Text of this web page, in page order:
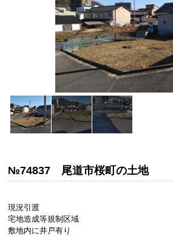
№74837 尾道市桜町の土地
現況引渡
宅地造成等規制区域
敷地内に井戸有り